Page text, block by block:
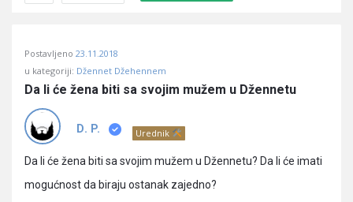
Učene
Latest
Pitanja
Postavljeno 23.11.2018
u kategoriji: Džennet Džehennem
Da li će žena biti sa svojim mužem u Džennetu
D. P. Urednik
Da li će žena biti sa svojim mužem u Džennetu? Da li će imati
mogućnost da biraju ostanak zajedno?